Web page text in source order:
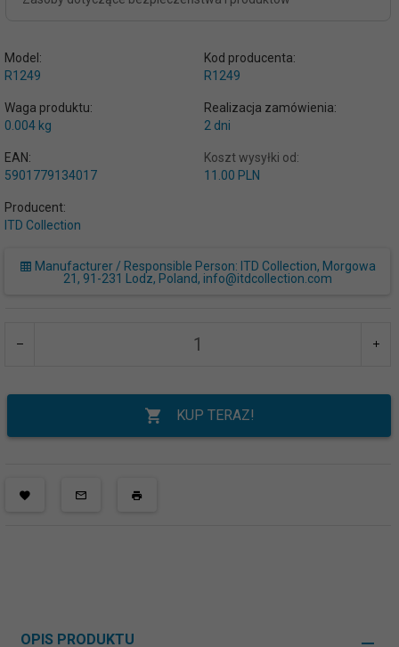
Model:
R1249
Kod producenta:
R1249
Waga produktu:
0.004 kg
Realizacja zamówienia:
2 dni
EAN:
5901779134017
Koszt wysyłki od:
11.00 PLN
Producent:
ITD Collection
Manufacturer / Responsible Person: ITD Collection, Morgowa
21, 91-231 Lodz, Poland, info@itdcollection.com
KUP TERAZ!
OPIS PRODUKTU